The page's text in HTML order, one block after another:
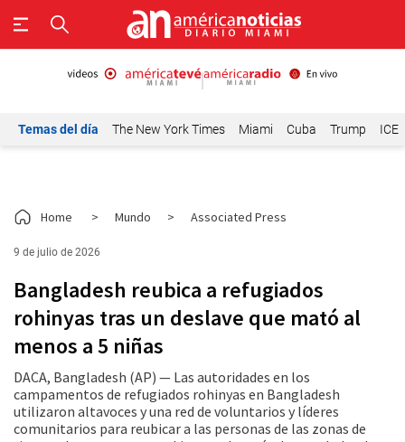
Temas del día The New York Times Miami Cuba Trump ICE
Home > Mundo > Associated Press
9 de julio de 2026
Bangladesh reubica a refugiados
rohinyas tras un deslave que mató al
menos a 5 niñas
DACA, Bangladesh (AP) — Las autoridades en los
campamentos de refugiados rohinyas en Bangladesh
utilizaron altavoces y una red de voluntarios y líderes
comunitarios para reubicar a las personas de las zonas de